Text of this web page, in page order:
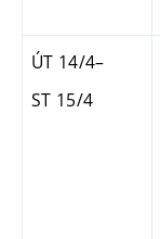
ÚT 14/4–
ST 15/4